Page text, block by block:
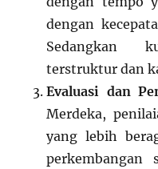
dengan
Sedangkan
terstruktur dan
Evaluasi dan
Merdeka,
yang lebih
perkembangan